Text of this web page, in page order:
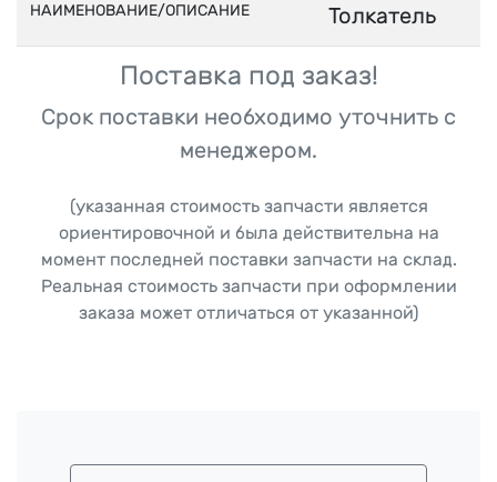
НАИМЕНОВАНИЕ/ОПИСАНИЕ Толкатель
Поставка под заказ!
Срок поставки необходимо уточнить с
менеджером.
(указанная стоимость запчасти является
ориентировочной и была действительна на
момент последней поставки запчасти на склад.
Реальная стоимость запчасти при оформлении
заказа может отличаться от указанной)